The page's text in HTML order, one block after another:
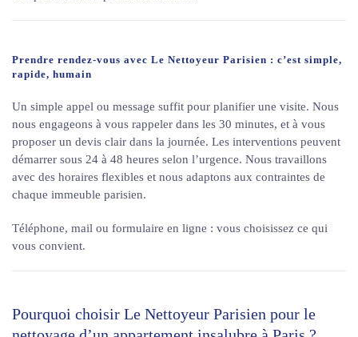
Prendre rendez-vous avec Le Nettoyeur Parisien : c’est simple,
rapide, humain
Un simple appel ou message suffit pour planifier une visite. Nous
nous engageons à vous rappeler dans les 30 minutes, et à vous
proposer un devis clair dans la journée. Les interventions peuvent
démarrer sous 24 à 48 heures selon l’urgence. Nous travaillons
avec des horaires flexibles et nous adaptons aux contraintes de
chaque immeuble parisien.
Téléphone, mail ou formulaire en ligne : vous choisissez ce qui
vous convient.
Pourquoi choisir Le Nettoyeur Parisien pour le